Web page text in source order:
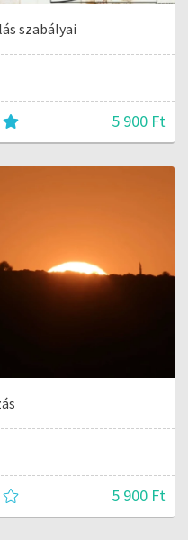
szabályai
5 900 Ft
5 900 Ft